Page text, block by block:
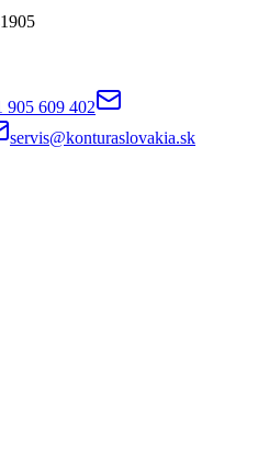
905 609 402
servis@konturaslovakia.sk